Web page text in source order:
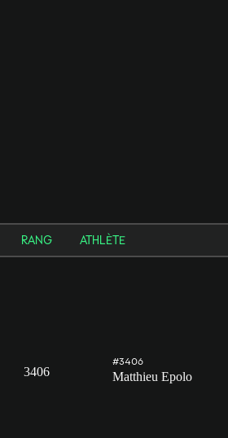
RANG ATHLÈTE
3406
#3406
Matthieu Epolo